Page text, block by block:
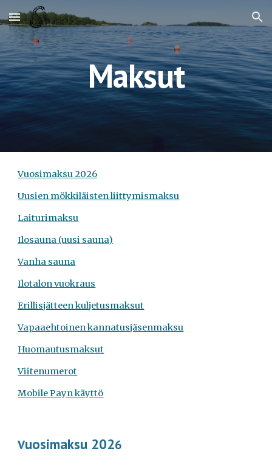
Skip to main content Skip to navigation
Maksut
Vuosimaksu 2026
Uusien mökkiläisten liittymismaksu
Laiturimaksu
Ilosauna (uusi sauna)
Vanha sauna
Ilotalon vuokraus
Erillisjätteen kuljetusmaksut
Vapaaehtoinen kannatusjäsenmaksu
Huomautusmaksut
Viitenumerot
Mobile Payn käyttö
Vuosimaksu 2026